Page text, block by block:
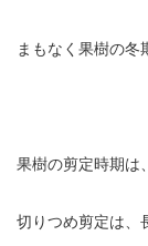
まもなく果樹の
果樹の剪定時期
切りつめ剪定は、